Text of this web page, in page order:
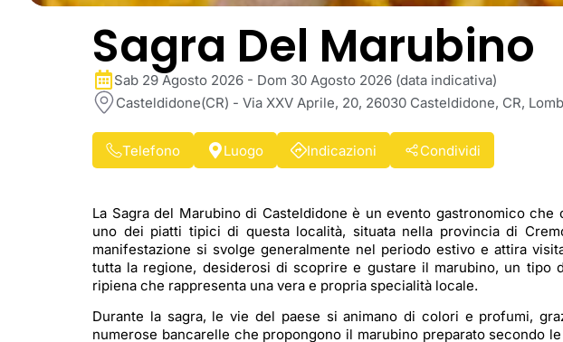
Sagra Del Marubino
Sab 29 Agosto 2026 - Dom 30 Agosto 2026 (data indicativa)
Casteldidone(CR) - Via XXV Aprile, 20, 26030 Casteldidone, CR,
Telefono Luogo Indicazioni Condividi
La Sagra del Marubino di Casteldidone è un evento gastronomico che
uno dei piatti tipici di questa località, situata nella provincia di
manifestazione si svolge generalmente nel periodo estivo e attira
tutta la regione, desiderosi di scoprire e gustare il marubino, un tipo
ripiena che rappresenta una vera e propria specialità locale.
Durante la sagra, le vie del paese si animano di colori e profumi,
numerose bancarelle che propongono il marubino preparato secondo